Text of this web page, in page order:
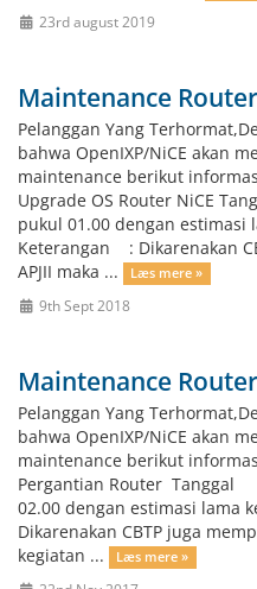
23rd august 2019
Maintenance
Pelanggan Yang
bahwa OpenIXP/NiCE akan
maintenance berikut
Upgrade OS Router NiCE
pukul 01.00 dengan estimasi
Keterangan : Dikarenakan
APJII maka ...
Læs mere »
9th Sept 2018
Maintenance
Pelanggan Yang
bahwa OpenIXP/NiCE akan
maintenance berikut
Pergantian Router
02.00 dengan estimasi lama
Dikarenakan CBTP juga
kegiatan ...
Læs mere »